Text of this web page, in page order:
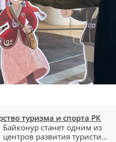
туризма и спорта РК
Байконур станет одним из
центров развития туристи...